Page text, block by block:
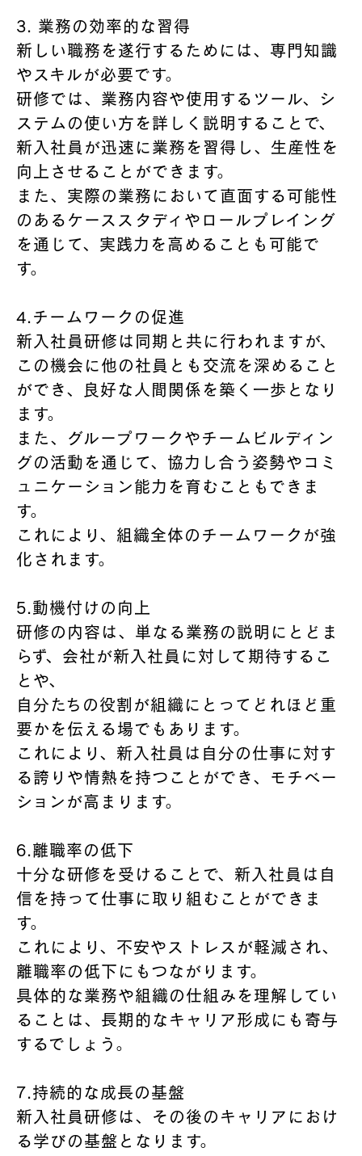
3. 業務の効率的な習得
新しい職務を遂行するためには、専門知識
やスキルが必要です。
研修では、業務内容や使用するツール、シ
ステムの使い方を詳しく説明することで、
新入社員が迅速に業務を習得し、生産性を
向上させることができます。
また、実際の業務において直面する可能性
のあるケーススタディやロールプレイング
を通じて、実践力を高めることも可能で
す。
4.チームワークの促進
新入社員研修は同期と共に行われますが、
この機会に他の社員とも交流を深めること
ができ、良好な人間関係を築く一歩となり
ます。
また、グループワークやチームビルディン
グの活動を通じて、協力し合う姿勢やコミ
ュニケーション能力を育むこともできま
す。
これにより、組織全体のチームワークが強
化されます。
5.動機付けの向上
研修の内容は、単なる業務の説明にとどま
らず、会社が新入社員に対して期待するこ
とや、
自分たちの役割が組織にとってどれほど重
要かを伝える場でもあります。
これにより、新入社員は自分の仕事に対す
る誇りや情熱を持つことができ、モチベー
ションが高まります。
6.離職率の低下
十分な研修を受けることで、新入社員は自
信を持って仕事に取り組むことができま
す。
これにより、不安やストレスが軽減され、
離職率の低下にもつながります。
具体的な業務や組織の仕組みを理解してい
ることは、長期的なキャリア形成にも寄与
するでしょう。
7.持続的な成長の基盤
新入社員研修は、その後のキャリアにおけ
る学びの基盤となります。